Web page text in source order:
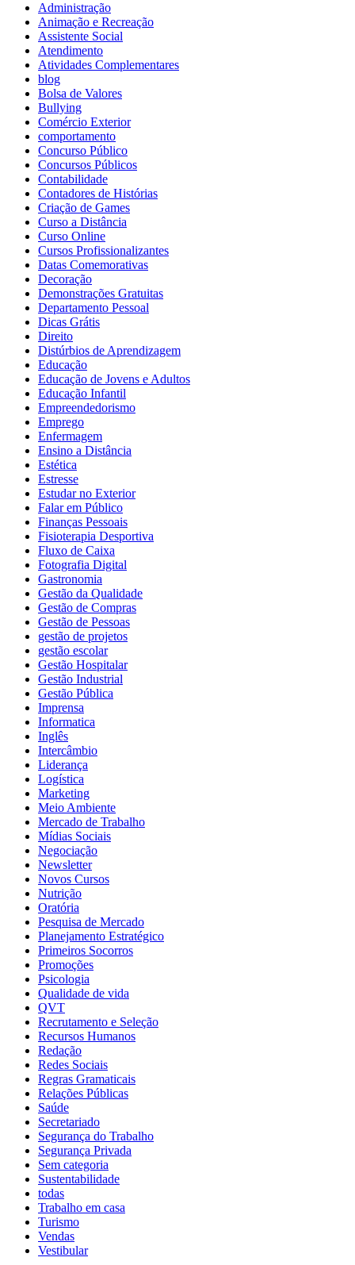
Administração
Animação e Recreação
Assistente Social
Atendimento
Atividades Complementares
blog
Bolsa de Valores
Bullying
Comércio Exterior
comportamento
Concurso Público
Concursos Públicos
Contabilidade
Contadores de Histórias
Criação de Games
Curso a Distância
Curso Online
Cursos Profissionalizantes
Datas Comemorativas
Decoração
Demonstrações Gratuitas
Departamento Pessoal
Dicas Grátis
Direito
Distúrbios de Aprendizagem
Educação
Educação de Jovens e Adultos
Educação Infantil
Empreendedorismo
Emprego
Enfermagem
Ensino a Distância
Estética
Estresse
Estudar no Exterior
Falar em Público
Finanças Pessoais
Fisioterapia Desportiva
Fluxo de Caixa
Fotografia Digital
Gastronomia
Gestão da Qualidade
Gestão de Compras
Gestão de Pessoas
gestão de projetos
gestão escolar
Gestão Hospitalar
Gestão Industrial
Gestão Pública
Imprensa
Informatica
Inglês
Intercâmbio
Liderança
Logística
Marketing
Meio Ambiente
Mercado de Trabalho
Mídias Sociais
Negociação
Newsletter
Novos Cursos
Nutrição
Oratória
Pesquisa de Mercado
Planejamento Estratégico
Primeiros Socorros
Promoções
Psicologia
Qualidade de vida
QVT
Recrutamento e Seleção
Recursos Humanos
Redação
Redes Sociais
Regras Gramaticais
Relações Públicas
Saúde
Secretariado
Segurança do Trabalho
Segurança Privada
Sem categoria
Sustentabilidade
todas
Trabalho em casa
Turismo
Vendas
Vestibular